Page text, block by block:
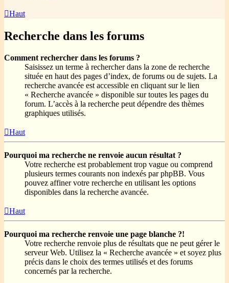
Haut
Recherche dans les forums
Comment rechercher dans les forums ?
Saisissez un terme à rechercher dans la zone de recherche
située en haut des pages d’index, de forums ou de sujets. La
recherche avancée est accessible en cliquant sur le lien
« Recherche avancée » disponible sur toutes les pages du
forum. L’accès à la recherche peut dépendre des thèmes
graphiques utilisés.
Haut
Pourquoi ma recherche ne renvoie aucun résultat ?
Votre recherche est probablement trop vague ou comprend
plusieurs termes courants non indexés par phpBB. Vous
pouvez affiner votre recherche en utilisant les options
disponibles dans la recherche avancée.
Haut
Pourquoi ma recherche renvoie une page blanche ?!
Votre recherche renvoie plus de résultats que ne peut gérer le
serveur Web. Utilisez la « Recherche avancée » et soyez plus
précis dans le choix des termes utilisés et des forums
concernés par la recherche.